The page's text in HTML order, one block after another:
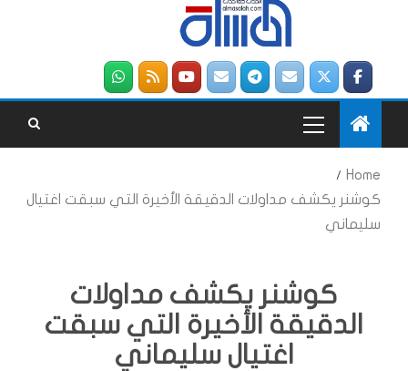
Home
كوشنر يكشف مداولات الدقيقة الأخيرة التي سبقت اغتيال
سليماني
كوشنر يكشف مداولات
الدقيقة الأخيرة التي سبقت
اغتيال سليماني